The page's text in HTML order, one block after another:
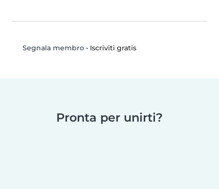
Segnala membro• Iscriviti gratis
Pronta per unirti?